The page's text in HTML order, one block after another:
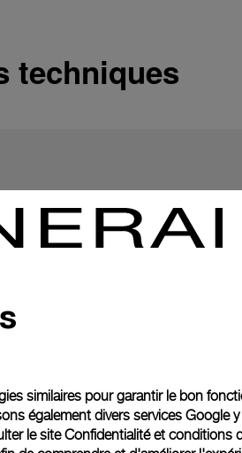
Retours et échanges
Officine Panerai
crédit :
personnalisé.
En savoir plus
techniques
similaires pour garantir le bon
également divers services Google
lesite Confidentialité et conditions